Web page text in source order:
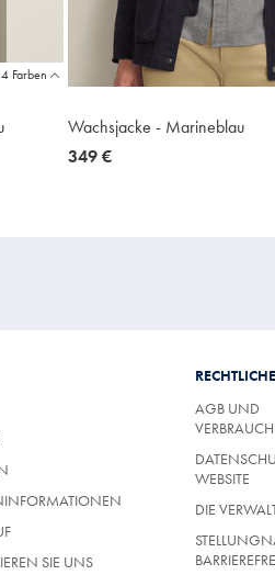
4 Farben
Wachsjacke - Marineblau
now
349 €
SIE UNS
AGB UND
WEBSITE
DIE